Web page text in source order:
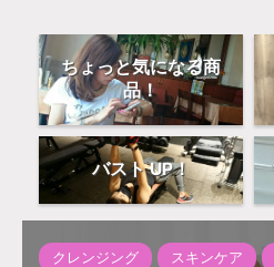
ちょっと気になる商
品！
バスト UP！
クレンジング スキンケア